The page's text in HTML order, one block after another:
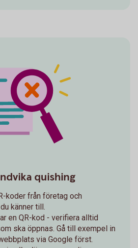
quishing
koder från företag och
känner till.
en QR-kod - verifiera alltid
ska öppnas. Gå till exempel in
via Google först.